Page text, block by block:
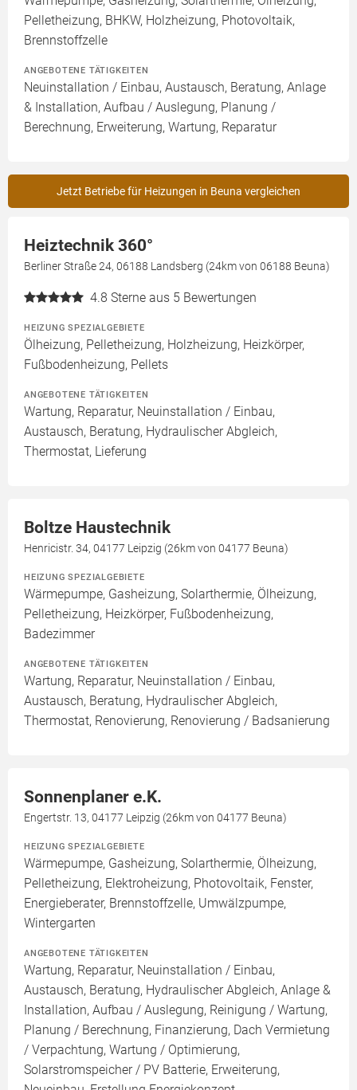
Pelletheizung, BHKW, Holzheizung, Photovoltaik,
Brennstoffzelle
ANGEBOTENE TÄTIGKEITEN
Neuinstallation / Einbau, Austausch, Beratung, Anlage
& Installation, Aufbau / Auslegung, Planung /
Berechnung, Erweiterung, Wartung, Reparatur
Jetzt Betriebe für Heizungen in Beuna vergleichen
Heiztechnik 360°
Berliner Straße 24, 06188 Landsberg (24km von 06188 Beuna)
4.8 Sterne aus 5 Bewertungen
HEIZUNG SPEZIALGEBIETE
Ölheizung, Pelletheizung, Holzheizung, Heizkörper,
Fußbodenheizung, Pellets
ANGEBOTENE TÄTIGKEITEN
Wartung, Reparatur, Neuinstallation / Einbau,
Austausch, Beratung, Hydraulischer Abgleich,
Thermostat, Lieferung
Boltze Haustechnik
Henricistr. 34, 04177 Leipzig (26km von 04177 Beuna)
HEIZUNG SPEZIALGEBIETE
Wärmepumpe, Gasheizung, Solarthermie, Ölheizung,
Pelletheizung, Heizkörper, Fußbodenheizung,
Badezimmer
ANGEBOTENE TÄTIGKEITEN
Wartung, Reparatur, Neuinstallation / Einbau,
Austausch, Beratung, Hydraulischer Abgleich,
Thermostat, Renovierung, Renovierung / Badsanierung
Sonnenplaner e.K.
Engertstr. 13, 04177 Leipzig (26km von 04177 Beuna)
HEIZUNG SPEZIALGEBIETE
Wärmepumpe, Gasheizung, Solarthermie, Ölheizung,
Pelletheizung, Elektroheizung, Photovoltaik, Fenster,
Energieberater, Brennstoffzelle, Umwälzpumpe,
Wintergarten
ANGEBOTENE TÄTIGKEITEN
Wartung, Reparatur, Neuinstallation / Einbau,
Austausch, Beratung, Hydraulischer Abgleich, Anlage &
Installation, Aufbau / Auslegung, Reinigung / Wartung,
Planung / Berechnung, Finanzierung, Dach Vermietung
/ Verpachtung, Wartung / Optimierung,
Solarstromspeicher / PV Batterie, Erweiterung,